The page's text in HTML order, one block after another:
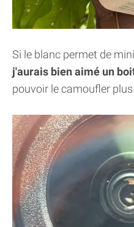
Si le blanc permet de
j'aurais bien aimé un
pouvoir le camoufler